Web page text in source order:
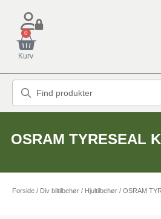
0
Kurv
OSRAM TYRESEAL
Forside / Div biltilbehør / Hjultilbehør / OSRAM